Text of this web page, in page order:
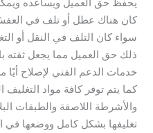
كان هناك عطل أو تلف في
سواء كان التلف في النقل أو
ذلك حق العميل مما يجعل ثقته
خدمات الدعم الفني لإصلاح أيًا
كما يتم توفر كافة مواد
والأشرطة اللاصقة والطبقات
تغليفها بشكل كامل ووضعها في